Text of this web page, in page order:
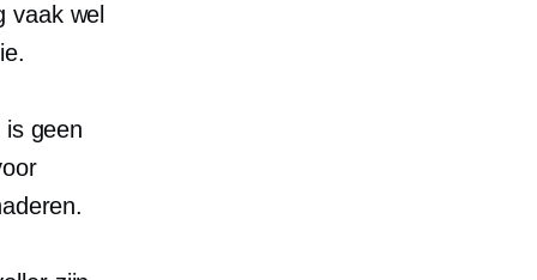
vaak wel
is geen